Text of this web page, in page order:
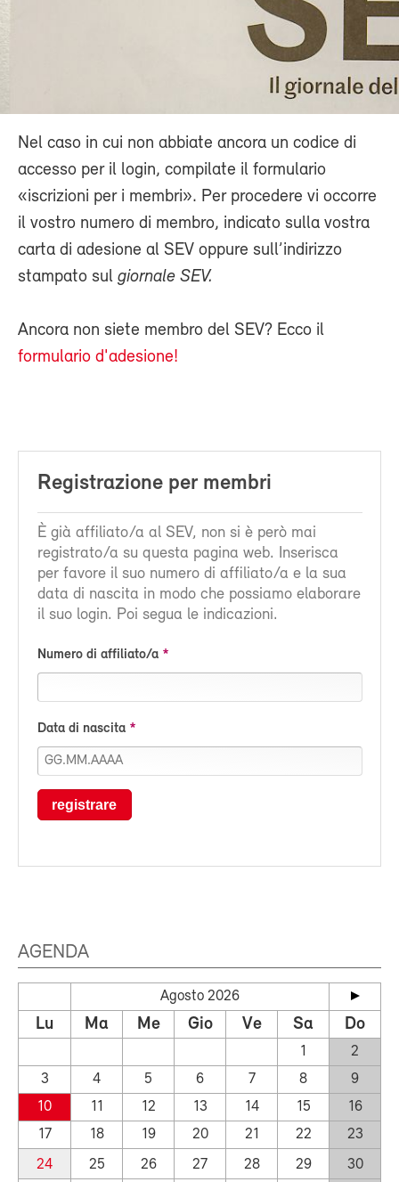
Nel caso in cui non abbiate ancora un codice di
accesso per il login, compilate il formulario
«iscrizioni per i membri». Per procedere vi occorre
il vostro numero di membro, indicato sulla vostra
carta di adesione al SEV oppure sull’indirizzo
stampato sul giornale SEV.
Ancora non siete membro del SEV? Ecco il
formulario d'adesione!
Registrazione per membri
È già affiliato/a al SEV, non si è però mai
registrato/a su questa pagina web. Inserisca
per favore il suo numero di affiliato/a e la sua
data di nascita in modo che possiamo elaborare
il suo login. Poi segua le indicazioni.
Numero di affiliato/a
Data di nascita
registrare
AGENDA
Agosto 2026
Lu Ma Me Gio Ve Sa Do
1
2
3
4 5 6 7 8
9
10
11 12 13 14 15
16
17
18 19 20 21 22
23
24
25 26 27 28 29
30